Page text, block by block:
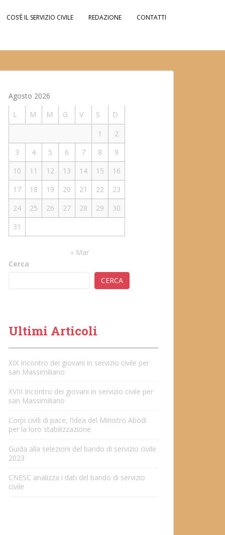
COS’È IL SERVIZIO CIVILE REDAZIONE CONTATTI
Agosto 2026
L
M M G V S
D
1
2
3
4 5 6 7 8
9
10
11 12 13 14 15
16
17
18 19 20 21 22
23
24
25 26 27 28 29
30
31
« Mar
Cerca
CERCA
Ultimi Articoli
XIX Incontro dei giovani in servizio civile per
san Massimiliano
XVIII Incontro dei giovani in servizio civile per
san Massimiliano
Corpi civili di pace, l’idea del Ministro Abodi
per la loro stabilizzazione
Guida alla selezioni del bando di servizio civile
2023
CNESC analizza i dati del bando di servizio
civile